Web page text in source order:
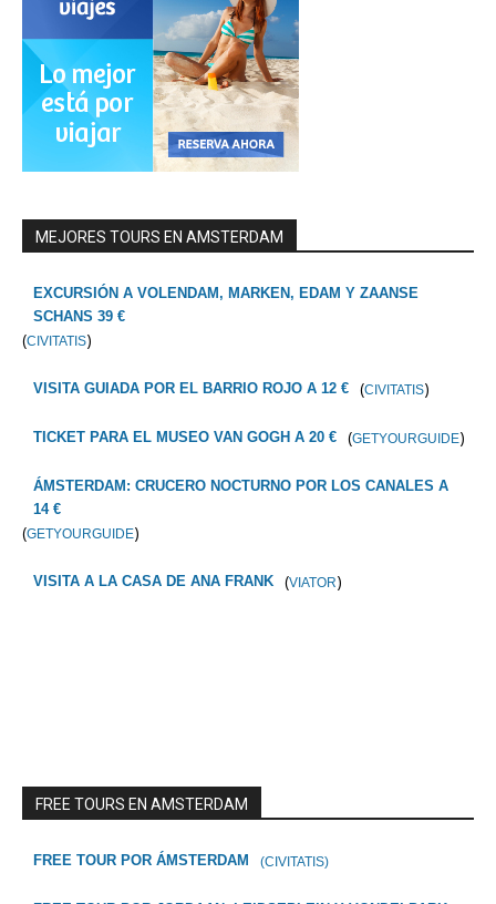
MEJORES TOURS EN AMSTERDAM
EXCURSIÓN A VOLENDAM, MARKEN, EDAM Y ZAANSE
SCHANS 39 €
(CIVITATIS)
VISITA GUIADA POR EL BARRIO ROJO A 12 € (CIVITATIS)
TICKET PARA EL MUSEO VAN GOGH A 20 € (GETYOURGUIDE)
ÁMSTERDAM: CRUCERO NOCTURNO POR LOS CANALES A
14 €
(GETYOURGUIDE)
VISITA A LA CASA DE ANA FRANK (VIATOR)
FREE TOURS EN AMSTERDAM
FREE TOUR POR ÁMSTERDAM (CIVITATIS)